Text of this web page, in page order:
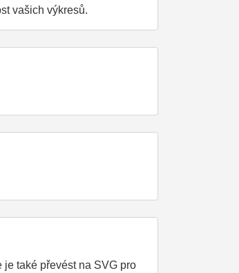
vašich výkresů.
také převést na SVG pro